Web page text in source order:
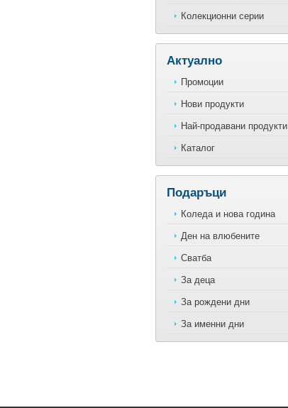
Колекционни серии
Актуално
Промоции
Нови продукти
Най-продавани продукти
Каталог
Подаръци
Коледа и нова година
Ден на влюбените
Сватба
За деца
За рождени дни
За именни дни